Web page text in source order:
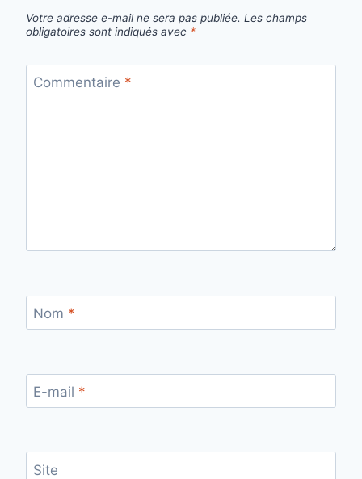
Votre adresse e-mail ne sera pas publiée. Les champs
obligatoires sont indiqués avec *
Commentaire *
Nom *
E-mail *
Site